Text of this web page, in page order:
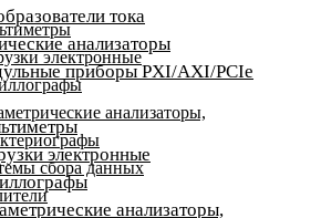
электронные
анализаторы,
сбора данных
тока
анализаторы
приборы PXI/AXI/PCIe
электронные
анализаторы,